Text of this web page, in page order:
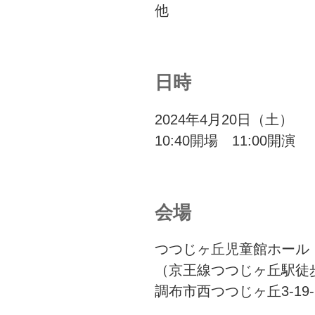
他
日時
2024年4月20日（土）
10:40開場 11:00開演
会場
つつじヶ丘児童館ホール
（京王線つつじヶ丘駅徒
調布市西つつじヶ丘3-